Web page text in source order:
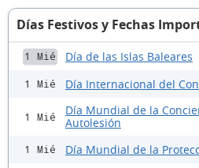
Días Festivos y Fechas
1 Mié Día de las Islas Baleares
1 Mié Día Internacional del
1 Mié
Día Mundial de la
Autolesión
1 Mié Día Mundial de la